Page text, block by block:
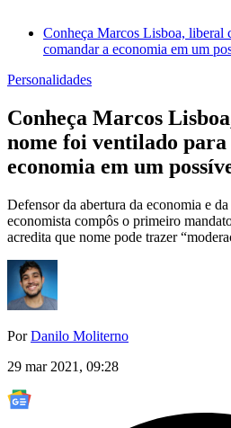
Conheça Marcos Lisboa, liberal
comandar a economia em um
Personalidades
Conheça Marcos
nome foi ventilado
economia em um
Defensor da abertura da economia e
economista compôs o primeiro
acredita que nome pode trazer
PorDanilo Moliterno
29 mar 2021, 09:28